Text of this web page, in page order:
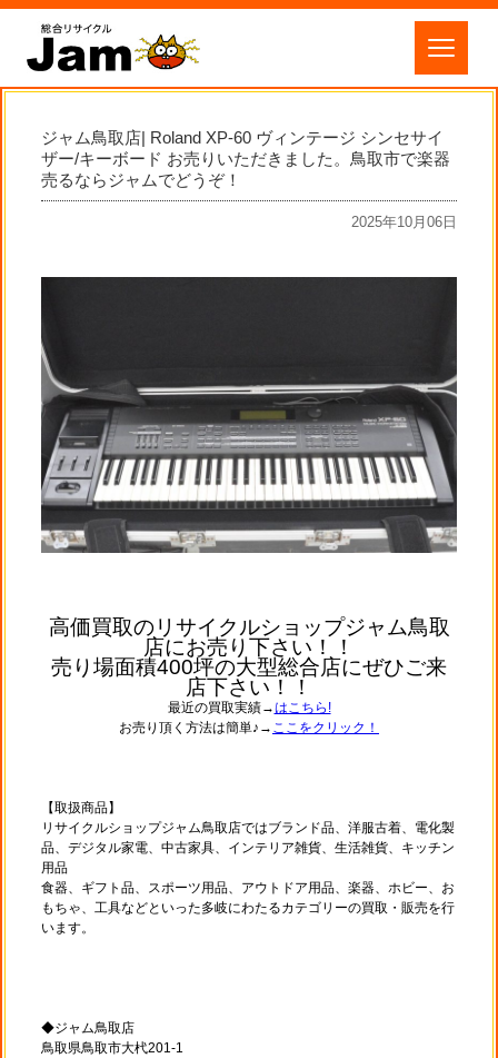
ジャム鳥取店| Roland XP-60 ヴィンテージ シンセサイ
ザー/キーボード お売りいただきました。鳥取市で楽器
売るならジャムでどうぞ！
2025年10月06日
高価買取のリサイクルショップジャム鳥取
店にお売り下さい！！
売り場面積400坪の大型総合店にぜひご来
店下さい！！
最近の買取実績→はこちら!
お売り頂く方法は簡単♪→ ここをクリック！
【取扱商品】
リサイクルショップジャム鳥取店ではブランド品、洋服古着、電化製
品、デジタル家電、中古家具、インテリア雑貨、生活雑貨、キッチン
用品
食器、ギフト品、スポーツ用品、アウトドア用品、楽器、ホビー、お
もちゃ、工具などといった多岐にわたるカテゴリーの買取・販売を行
います。
◆ジャム鳥取店
鳥取県鳥取市大杙201-1